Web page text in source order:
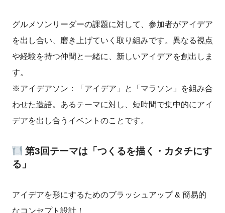
グルメソンリーダーの課題に対して、参加者がアイデア
を出し合い、磨き上げていく取り組みです。異なる視点
や経験を持つ仲間と一緒に、新しいアイデアを創出しま
す。
※アイデアソン：「アイデア」と「マラソン」を組み合
わせた造語。あるテーマに対し、短時間で集中的にアイ
デアを出し合うイベントのことです。
第3回テーマは「つくるを描く・カタチにす
る」
アイデアを形にするためのブラッシュアップ & 簡易的
なコンセプト設計！